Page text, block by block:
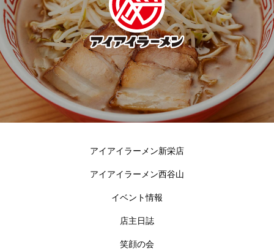
アイアイラーメン新栄店
アイアイラーメン西谷山
イベント情報
店主日誌
笑顔の会